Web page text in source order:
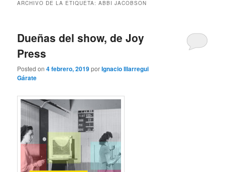
ARCHIVO DE LA ETIQUETA:ABBI JACOBSON
Dueñas del show, de Joy
Press
Posted on4 febrero, 2019porIgnacio Illarregui
Gárate